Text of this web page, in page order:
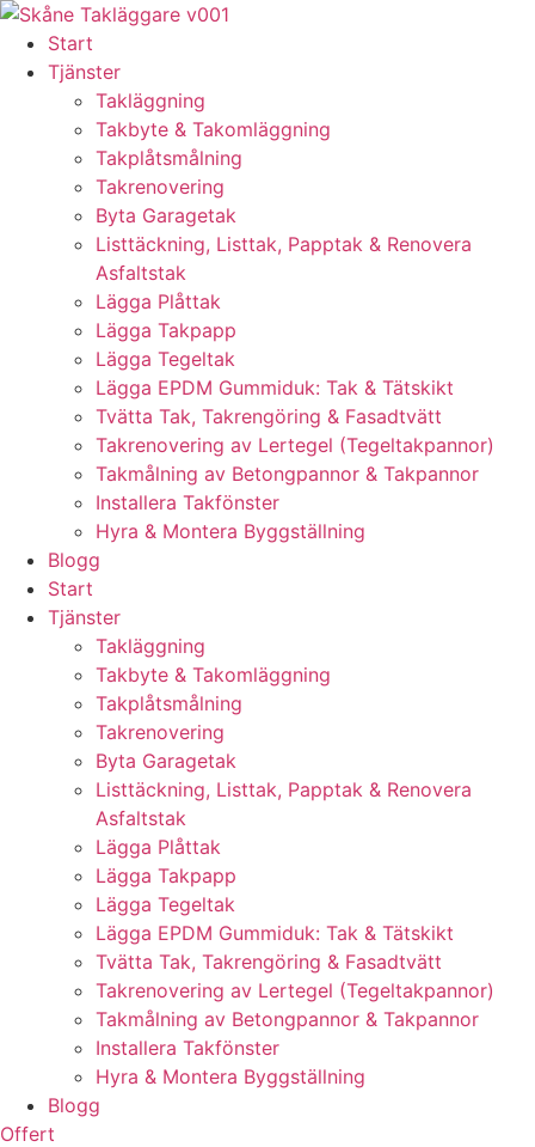
Skip
content
Start
Tjänster
Takläggning
Takbyte & Takomläggning
Takplåtsmålning
Takrenovering
Byta Garagetak
Listtäckning, Listtak, Papptak & Renovera
Asfaltstak
Lägga Plåttak
Lägga Takpapp
Lägga Tegeltak
Lägga EPDM Gummiduk: Tak & Tätskikt
Tvätta Tak, Takrengöring & Fasadtvätt
Takrenovering av Lertegel (Tegeltakpannor)
Takmålning av Betongpannor & Takpannor
Installera Takfönster
Hyra & Montera Byggställning
Blogg
Start
Tjänster
Takläggning
Takbyte & Takomläggning
Takplåtsmålning
Takrenovering
Byta Garagetak
Listtäckning, Listtak, Papptak & Renovera
Asfaltstak
Lägga Plåttak
Lägga Takpapp
Lägga Tegeltak
Lägga EPDM Gummiduk: Tak & Tätskikt
Tvätta Tak, Takrengöring & Fasadtvätt
Takrenovering av Lertegel (Tegeltakpannor)
Takmålning av Betongpannor & Takpannor
Installera Takfönster
Hyra & Montera Byggställning
Blogg
Offert